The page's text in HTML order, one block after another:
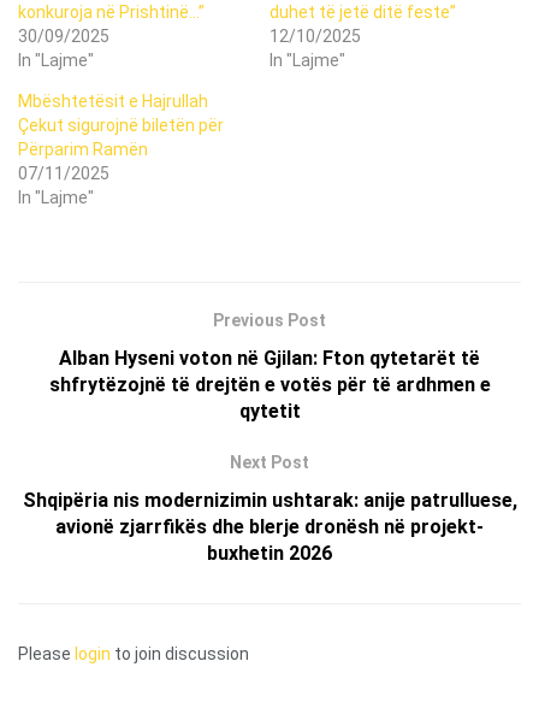
konkuroja në Prishtinë…”
30/09/2025
In "Lajme"
duhet të jetë ditë feste”
12/10/2025
In "Lajme"
Mbështetësit e Hajrullah
Çekut sigurojnë biletën për
Përparim Ramën
07/11/2025
In "Lajme"
Previous Post
Alban Hyseni voton në Gjilan: Fton qytetarët të
shfrytëzojnë të drejtën e votës për të ardhmen e
qytetit
Next Post
Shqipëria nis modernizimin ushtarak: anije patrulluese,
avionë zjarrfikës dhe blerje dronësh në projekt-
buxhetin 2026
Please login to join discussion